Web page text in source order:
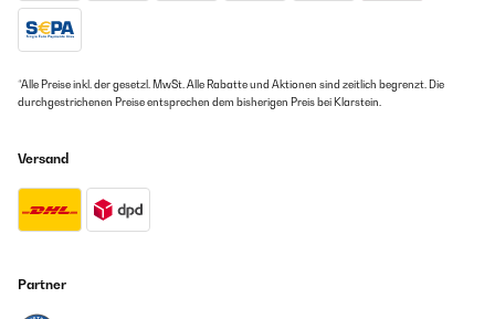
*Alle Preise inkl. der gesetzl. MwSt. Alle Rabatte und Aktionen sind zeitlich begrenzt. Die
durchgestrichenen Preise entsprechen dem bisherigen Preis bei Klarstein.
Versand
Partner